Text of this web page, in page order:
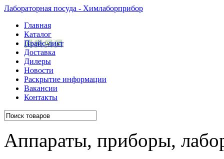
Лабораторная посуда - Химлаборприбор
Главная
Каталог
Прайс-лист
Доставка
Дилеры
Новости
Раскрытие информации
Вакансии
Контакты
Аппараты, приборы,